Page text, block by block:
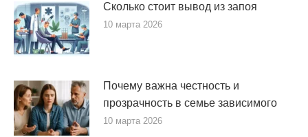
Сколько стоит вывод из запоя
10 марта 2026
Почему важна честность и
прозрачность в семье зависимого
10 марта 2026